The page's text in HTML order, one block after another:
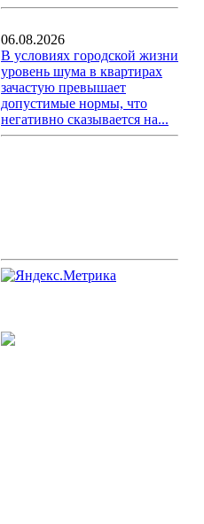
06.08.2026
В условиях городской жизни
уровень шума в квартирах
зачастую превышает
допустимые нормы, что
негативно сказывается на...